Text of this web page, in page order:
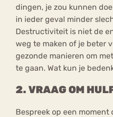
dingen, je zou kunnen
in ieder geval minder
Destructiviteit is niet de
weg te maken of je beter
gezonde manieren om
te gaan. Wat kun je
2. VRAAG OM
Bespreek op een